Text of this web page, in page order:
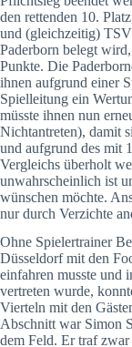
den rettenden 10.
und (gleichzeitig)
Paderborn belegt
Punkte. Die
ihnen aufgrund einer
Spielleitung ein
müsste ihnen nun
Nichtantreten), damit
und aufgrund des mit
Vergleichs überholt
unwahrscheinlich ist
wünschen möchte.
nur durch Verzichte
Ohne Spielertrainer
Düsseldorf mit den
einfahren musste und
vertreten wurde,
Vierteln mit den
Abschnitt war Simon
dem Feld. Er traf zwar